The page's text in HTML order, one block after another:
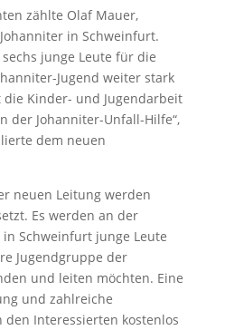
zählte Olaf Mauer,
in Schweinfurt.
junge Leute für die
Jugend weiter stark
Kinder- und Jugendarbeit
der Johanniter-Unfall-Hilfe“,
dem neuen
neuen Leitung werden
Es werden an der
Schweinfurt junge Leute
Jugendgruppe der
und leiten möchten. Eine
und zahlreiche
Interessierten kostenlos